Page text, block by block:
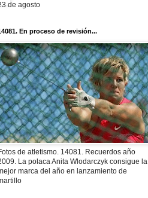
de agosto
En proceso de revisión...
de atletismo. 14081. Recuerdos año
La polaca Anita Wlodarczyk consigue la
marca del año en lanzamiento de